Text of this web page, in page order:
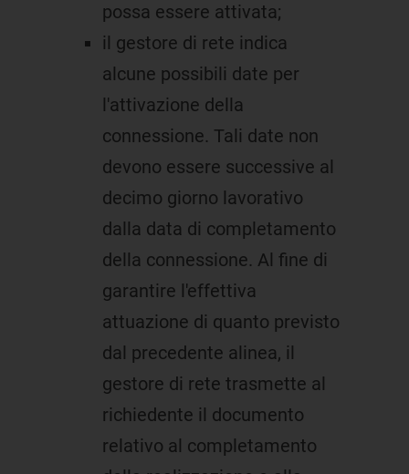
possa essere attivata;
il gestore di rete indica
alcune possibili date per
l'attivazione della
connessione. Tali date non
devono essere successive al
decimo giorno lavorativo
dalla data di completamento
della connessione. Al fine di
garantire l'effettiva
attuazione di quanto previsto
dal precedente alinea, il
gestore di rete trasmette al
richiedente il documento
relativo al completamento